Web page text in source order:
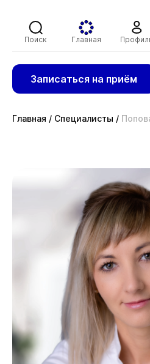
Поиск Главная
Записаться на приём
Главная / Специалисты /